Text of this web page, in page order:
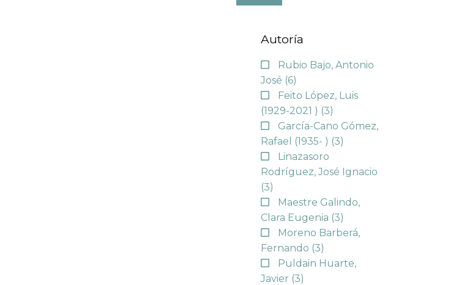
Autoría
Rubio Bajo, Antonio
José (6)
Feito López, Luis
(1929-2021 ) (3)
García-Cano Gómez,
Rafael (1935- ) (3)
Linazasoro
Rodríguez, José Ignacio
(3)
Maestre Galindo,
Clara Eugenia (3)
Moreno Barberá,
Fernando (3)
Puldain Huarte,
Javier (3)